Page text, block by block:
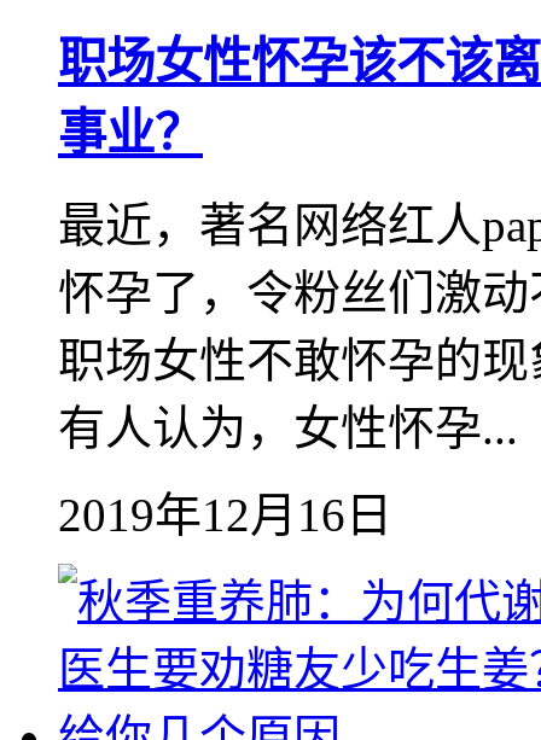
职场女性怀孕该不该
事业？
最近，著名网络红人
怀孕了，令粉丝们激
职场女性不敢怀孕的
有人认为，女性怀孕...
2019年12月16日